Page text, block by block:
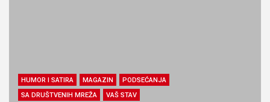
HUMOR I SATIRA MAGAZIN
PODSEĆANJA
SA DRUŠTVENIH MREŽA
VAŠ STAV